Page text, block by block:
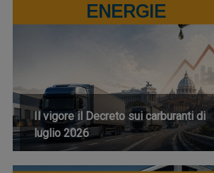
ENERGIE
Il vigore il Decreto sui carburanti di
luglio 2026